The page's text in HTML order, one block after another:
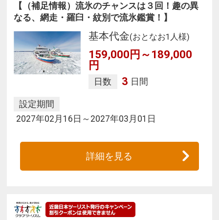
【（補足情報）流氷のチャンスは３回！趣の異
なる、網走・羅臼・紋別で流氷鑑賞！】
基本代金(おとなお1人様)
159,000円～189,000
円
日数 3 日間
設定期間
2027年02月16日～2027年03月01日
詳細を見る